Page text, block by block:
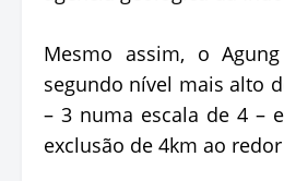
Mesmo assim, o
segundo nível mais alto
– 3 numa escala de 4 –
exclusão de 4km ao